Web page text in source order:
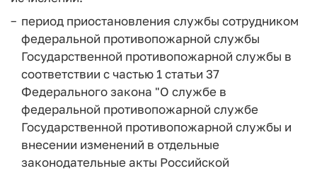
период приостановления службы сотрудником
федеральной противопожарной службы
Государственной противопожарной службы в
соответствии с частью 1 статьи 37
Федерального закона "О службе в
федеральной противопожарной службе
Государственной противопожарной службы и
внесении изменений в отдельные
законодательные акты Российской